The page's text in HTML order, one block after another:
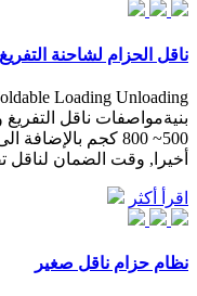
ناقل الحزام لشاحنة التفريغ
بنيةمواصفات ناقل التفريغ
أخيرا, وقت الضمان
اقرأ أكثر
نظام حزام ناقل صغير